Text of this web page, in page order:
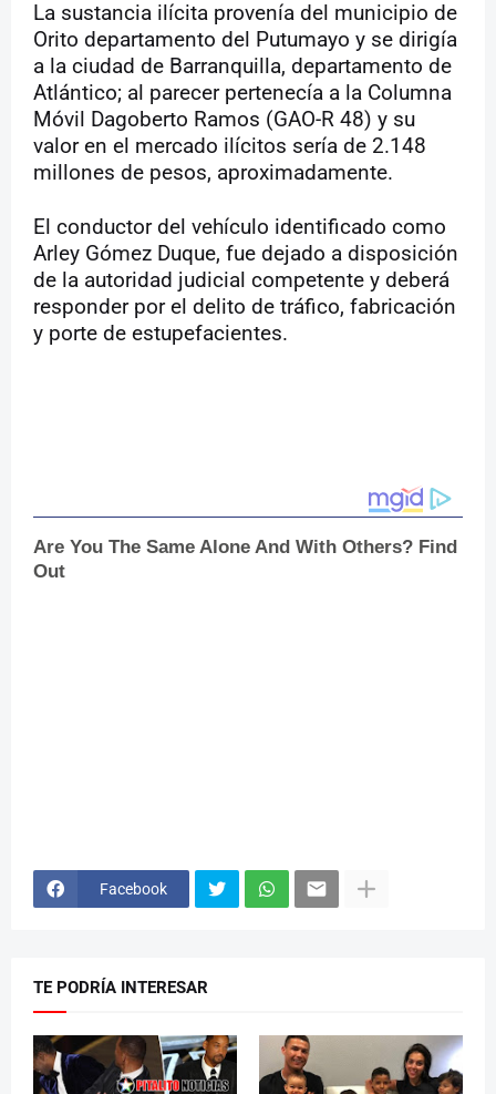
La sustancia ilícita provenía del municipio de
Orito departamento del Putumayo y se dirigía
a la ciudad de Barranquilla, departamento de
Atlántico; al parecer pertenecía a la Columna
Móvil Dagoberto Ramos (GAO-R 48) y su
valor en el mercado ilícitos sería de 2.148
millones de pesos, aproximadamente.
El conductor del vehículo identificado como
Arley Gómez Duque, fue dejado a disposición
de la autoridad judicial competente y deberá
responder por el delito de tráfico, fabricación
y porte de estupefacientes.
Facebook
TE PODRÍA INTERESAR